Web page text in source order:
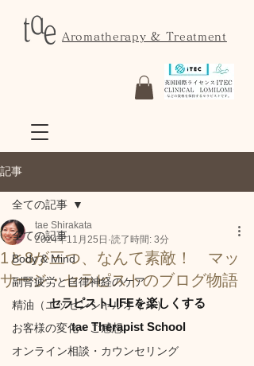
Aromatherapy & Treatment
記事
全ての記事
Body & Mind
副腎疲労と自律神経のケア
精油（エッセンシャルオイル）
お客様の変化・ご感想
オンライン相談・カウンセリング
全ての記事
1と8が三つ、なんて素敵！ マッ
サージ・セラピストのブログ物語
tae Shirakata
2024年11月25日 読了時間: 3分
セラピストLIFEを楽しくする
tae Therapist School